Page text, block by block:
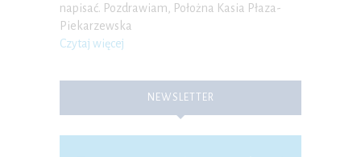
napisać. Pozdrawiam, Położna Kasia Płaza-
Piekarzewska
Czytaj więcej
NEWSLETTER